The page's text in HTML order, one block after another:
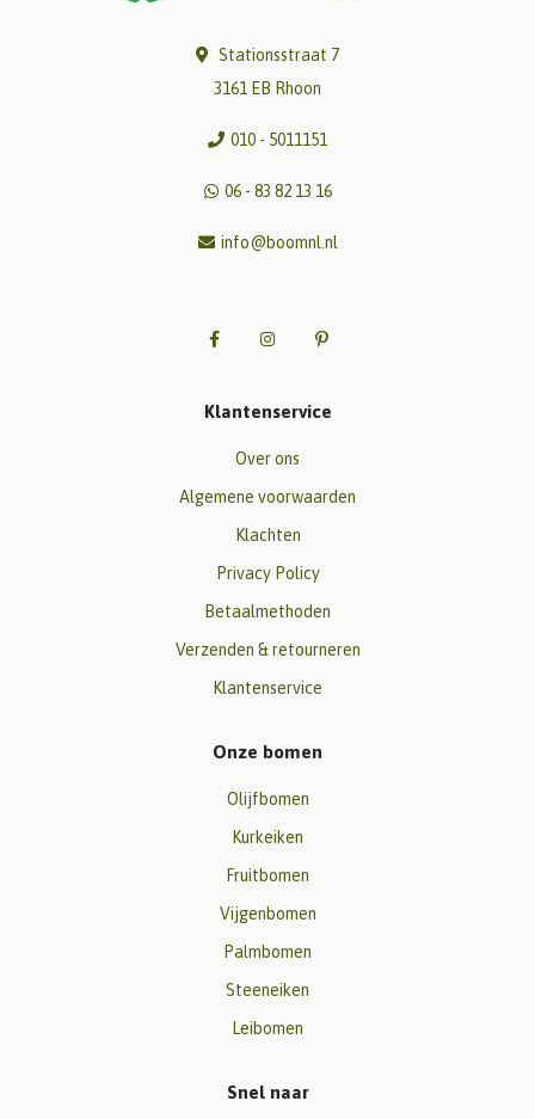
Stationsstraat 7
3161 EB Rhoon
010 - 5011151
06 - 83 82 13 16
info@boomnl.nl
Klantenservice
Over ons
Algemene voorwaarden
Klachten
Privacy Policy
Betaalmethoden
Verzenden & retourneren
Klantenservice
Onze bomen
Olijfbomen
Kurkeiken
Fruitbomen
Vijgenbomen
Palmbomen
Steeneiken
Leibomen
Snel naar